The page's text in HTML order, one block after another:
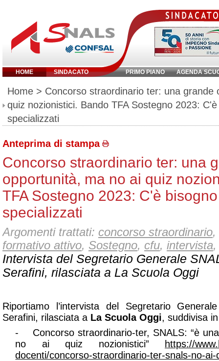
HOME SINDACATO PRIMO PIANO AGENDA
Inserisci parola chiave:
Home > Concorso straordinario ter: una grande
quiz nozionistici. Bando TFA Sostegno 2023:
specializzati
Anteprima di stampa
Concorso straordinario ter: una
opportunità, ma no ai quiz
TFA Sostegno 2023: C'è
specializzati
Argomenti trattati: concorso straordinario,
formativo attivo, Sostegno, cfu, intervista,
Intervista del Segretario Generale
Serafini, rilasciata a La Scuola Oggi
Riportiamo l’intervista del Segretario
Serafini, rilasciata a La Scuola Oggi, suddivisa
- Concorso straordinario-ter, SNALS: “è
no ai quiz nozionistici”
https://
docenti/concorso-straordinario-ter-snals-no-